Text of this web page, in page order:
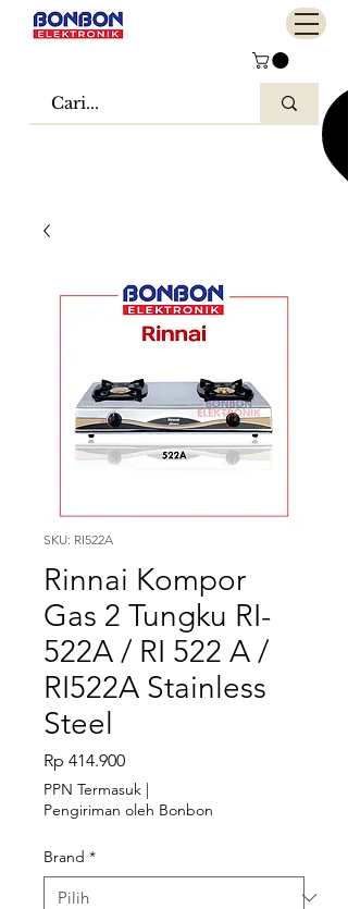
SKU: RI522A
Rinnai Kompor
Gas 2 Tungku RI-
522A / RI 522 A /
RI522A Stainless
Steel
Rp 414.900Harga
PPN Termasuk |
Pengiriman oleh Bonbon
Brand *